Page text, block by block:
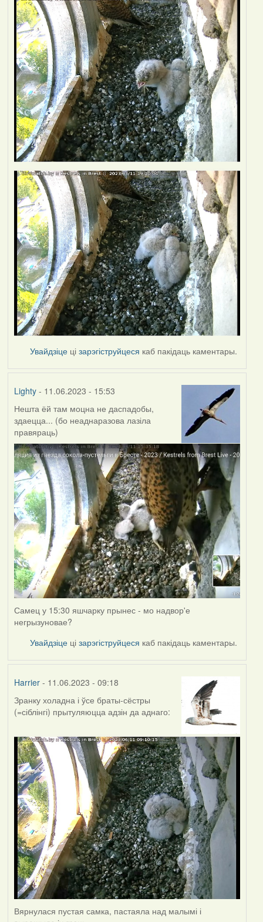
Увайдзіце цізарэгіструйцеся каб пакідаць каментары.
Lighty- 11.06.2023 - 15:53
Нешта ёй там моцна не даспадобы,
здаецца... (бо неаднаразова лазіла
правяраць)
Самец у 15:30 яшчарку прынес - мо надвор'е
негрызуновае?
Увайдзіце цізарэгіструйцеся каб пакідаць каментары.
Harrier- 11.06.2023 - 09:18
Зранку холадна і ўсе браты-сёстры
(=сіблінгі) прытуляюцца адзін да аднаго:
Вярнулася пустая самка, пастаяла над малымі і